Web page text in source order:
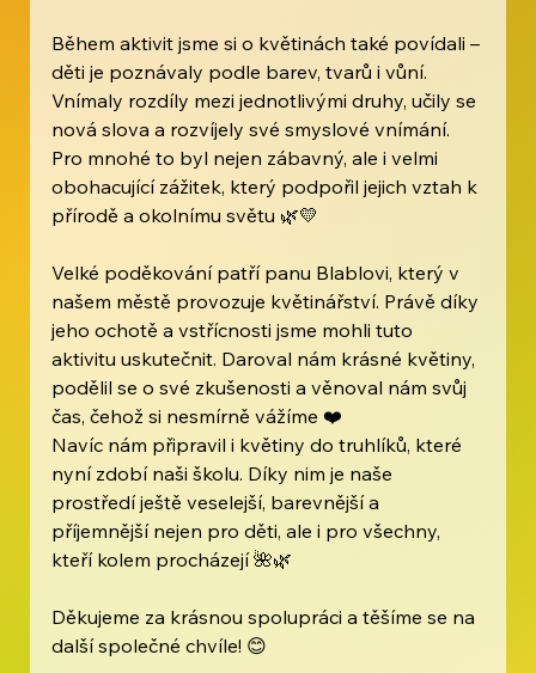
Během aktivit jsme si o květinách také povídali –
děti je poznávaly podle barev, tvarů i vůní.
Vnímaly rozdíly mezi jednotlivými druhy, učily se
nová slova a rozvíjely své smyslové vnímání.
Pro mnohé to byl nejen zábavný, ale i velmi
obohacující zážitek, který podpořil jejich vztah k
přírodě a okolnímu světu 🌿💛
Velké poděkování patří panu Blablovi, který v
našem městě provozuje květinářství. Právě díky
jeho ochotě a vstřícnosti jsme mohli tuto
aktivitu uskutečnit. Daroval nám krásné květiny,
podělil se o své zkušenosti a věnoval nám svůj
čas, čehož si nesmírně vážíme ❤️
Navíc nám připravil i květiny do truhlíků, které
nyní zdobí naši školu. Díky nim je naše
prostředí ještě veselejší, barevnější a
příjemnější nejen pro děti, ale i pro všechny,
kteří kolem procházejí 🌺🌿
Děkujeme za krásnou spolupráci a těšíme se na
další společné chvíle! 😊